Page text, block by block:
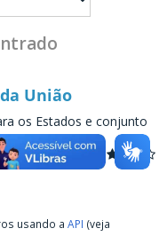
União
os Estados e conjunto
usando a API (veja